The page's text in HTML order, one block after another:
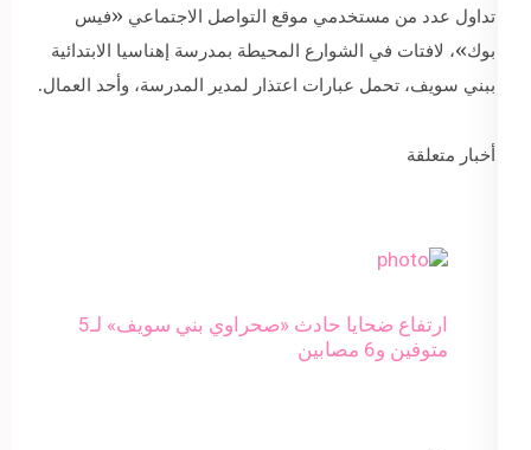
تداول عدد من مستخدمي موقع التواصل الاجتماعي «فيس
بوك»، لافتات في الشوارع المحيطة بمدرسة إهناسيا الابتدائية
ببني سويف، تحمل عبارات اعتذار لمدير المدرسة، وأحد العمال.
أخبار متعلقة
ارتفاع ضحايا حادث «صحراوي بني سويف» لـ5
متوفين و6 مصابين